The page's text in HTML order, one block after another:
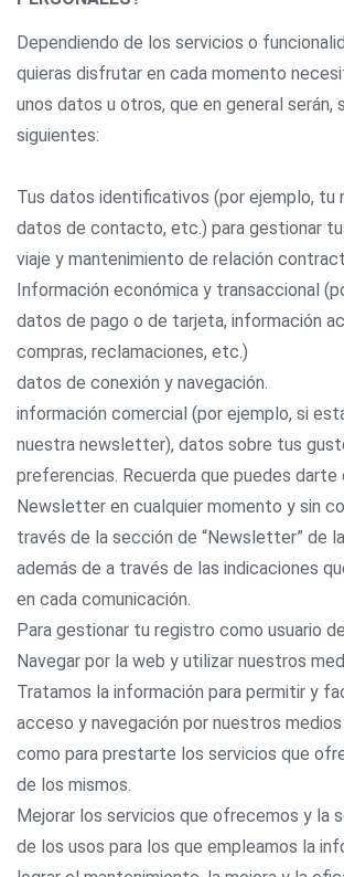
Dependiendo de los servicios o
quieras disfrutar en cada momento
unos datos u otros, que en general serán,
siguientes:
Tus datos identificativos (por ejemplo, tu
datos de contacto, etc.) para gestionar
viaje y mantenimiento de relación
Información económica y transaccional
datos de pago o de tarjeta, información
compras, reclamaciones, etc.)
datos de conexión y navegación.
información comercial (por ejemplo, si
nuestra newsletter), datos sobre tus
preferencias. Recuerda que puedes darte
Newsletter en cualquier momento y sin
través de la sección de “Newsletter” de
además de a través de las indicaciones
en cada comunicación.
Para gestionar tu registro como usuario
Navegar por la web y utilizar nuestros
Tratamos la información para permitir y
acceso y navegación por nuestros
como para prestarte los servicios que
de los mismos.
Mejorar los servicios que ofrecemos y la
de los usos para los que empleamos la